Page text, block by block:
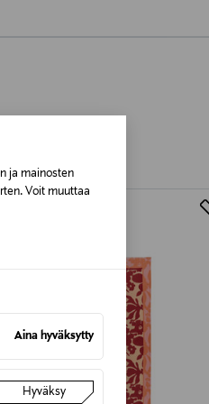
ja mainosten
Voit muuttaa
Aina hyväksytty
Hyväksy
ja tuotteen koosta riippuen
saatavilla valittuun osoitteeseen.